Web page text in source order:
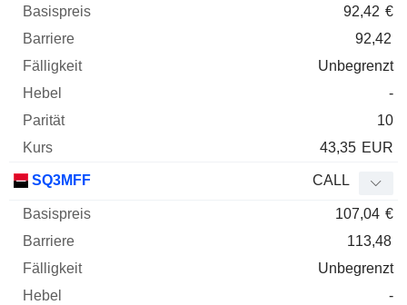
92,42 €
92,42
Unbegrenzt
-
10
43,35 EUR
SQ3MFF CALL
107,04 €
113,48
Unbegrenzt
-